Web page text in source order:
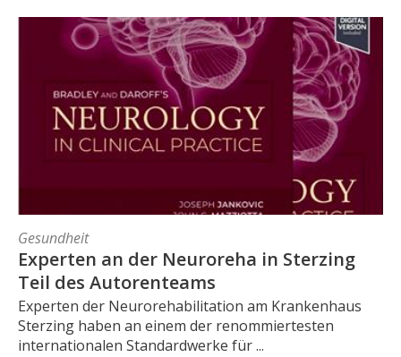
Gesundheit
Experten an der Neuroreha in Sterzing
Teil des Autorenteams
Experten der Neurorehabilitation am Krankenhaus
Sterzing haben an einem der renommiertesten
internationalen Standardwerke für ...